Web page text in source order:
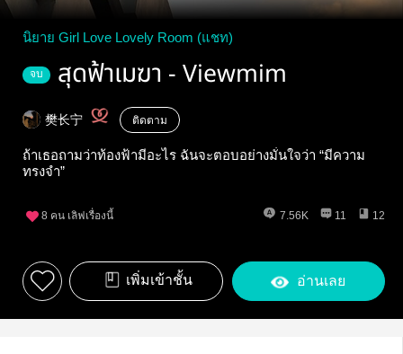
นิยาย Girl Love Lovely Room (แชท)
จบ สุดฟ้าเมฆา - Viewmim
樊长宁 ติดตาม
ถ้าเธอถามว่าท้องฟ้ามีอะไร ฉันจะตอบอย่างมั่นใจว่า “มีความ
ทรงจำ”
8 คน เลิฟเรื่องนี้ 7.56K 11 12
เพิ่มเข้าชั้น อ่านเลย